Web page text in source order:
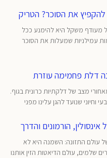
את הסוכר? הטריק
משקל היא להימנע ככל
עמילניות שמעלות את הסוכר
דלת פחמימה עוזרת
מצב של דלקתיות כרונית בגוף.
שנועד להגן עלינו מפני
הורמונים והדרך
עולם התזונה: השמנה היא לא
שלמים, עולם הדיאטות הזין אותנו